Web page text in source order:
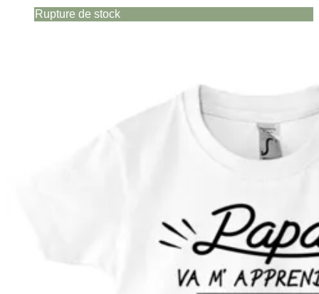
Rupture de stock